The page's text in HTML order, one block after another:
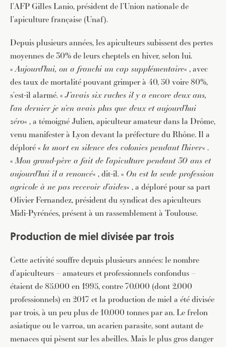
l’AFP Gilles Lanio, président de l’Union nationale de
l’apiculture française (Unaf).
Depuis plusieurs années, les apiculteurs subissent des pertes
moyennes de 30% de leurs cheptels en hiver, selon lui.
«Aujourd’hui, on a franchi un cap supplémentaire« , avec
des taux de mortalité pouvant grimper à 40, 50 voire 80%,
s’est-il alarmé. «J’avais six ruches il y a encore deux ans,
l’an dernier je n’en avais plus que deux et aujourd’hui
zéro« , a témoigné Julien, apiculteur amateur dans la Drôme,
venu manifester à Lyon devant la préfecture du Rhône. Il a
déploré « la mort en silence des colonies pendant l’hiver« .
«Mon grand-père a fait de l’apiculture pendant 30 ans et
aujourd’hui il a renoncé« , dit-il. « On est la seule profession
agricole à ne pas recevoir d’aides« , a déploré pour sa part
Olivier Fernandez, président du syndicat des apiculteurs
Midi-Pyrénées, présent à un rassemblement à Toulouse.
Production de miel divisée par trois
Cette activité souffre depuis plusieurs années: le nombre
d’apiculteurs – amateurs et professionnels confondus –
étaient de 85.000 en 1995, contre 70.000 (dont 2.000
professionnels) en 2017 et la production de miel a été divisée
par trois, à un peu plus de 10.000 tonnes par an. Le frelon
asiatique ou le varroa, un acarien parasite, sont autant de
menaces qui pèsent sur les abeilles. Mais le plus gros danger